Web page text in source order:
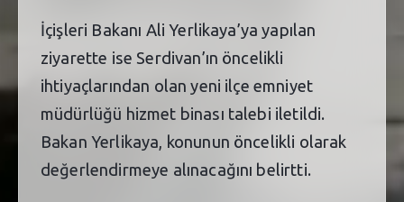
İçişleri Bakanı Ali Yerlikaya’ya yapılan
ziyarette ise Serdivan’ın öncelikli
ihtiyaçlarından olan yeni ilçe emniyet
müdürlüğü hizmet binası talebi iletildi.
Bakan Yerlikaya, konunun öncelikli olarak
değerlendirmeye alınacağını belirtti.